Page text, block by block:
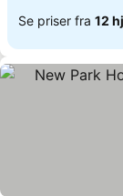
Se priser fra 12